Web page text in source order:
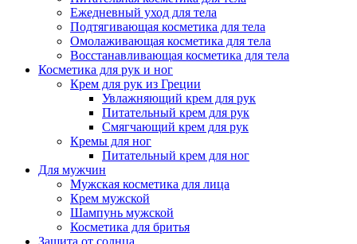
Ежедневный уход для тела
Подтягивающая косметика для тела
Омолаживающая косметика для тела
Восстанавливающая косметика для тела
Косметика для рук и ног
Крем для рук из Греции
Увлажняющий крем для рук
Питательный крем для рук
Смягчающий крем для рук
Кремы для ног
Питательный крем для ног
Для мужчин
Мужская косметика для лица
Крем мужской
Шампунь мужской
Косметика для бритья
Защита от солнца